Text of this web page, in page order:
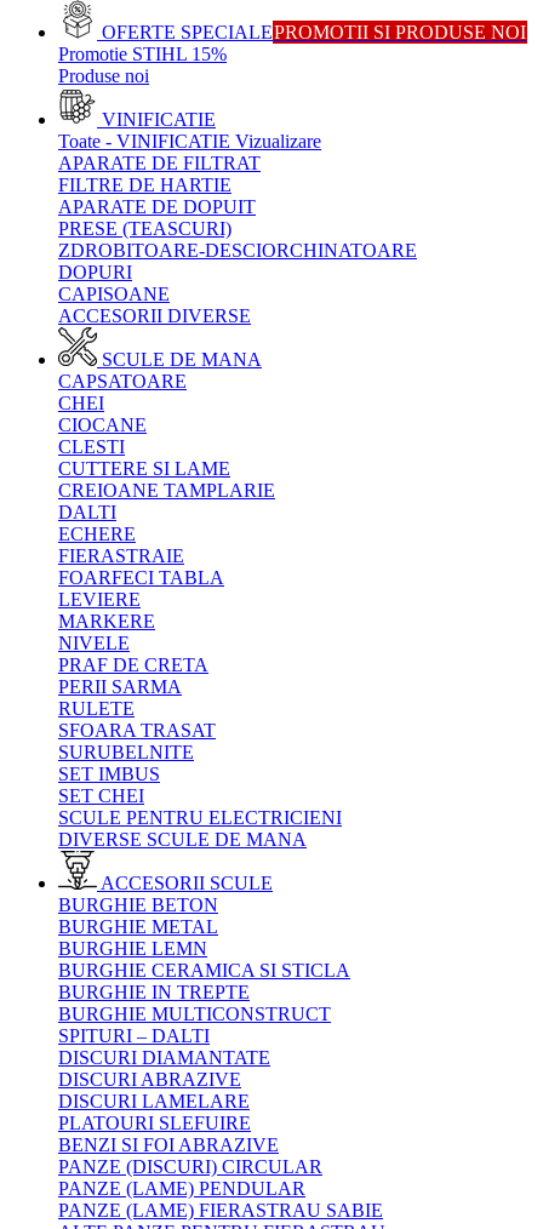
OFERTE SPECIALEPROMOTII SI PRODUSE NOI
Promotie STIHL 15%
Produse noi
VINIFICATIE
Toate - VINIFICATIE Vizualizare
APARATE DE FILTRAT
FILTRE DE HARTIE
APARATE DE DOPUIT
PRESE (TEASCURI)
ZDROBITOARE-DESCIORCHINATOARE
DOPURI
CAPISOANE
ACCESORII DIVERSE
SCULE DE MANA
CAPSATOARE
CHEI
CIOCANE
CLESTI
CUTTERE SI LAME
CREIOANE TAMPLARIE
DALTI
ECHERE
FIERASTRAIE
FOARFECI TABLA
LEVIERE
MARKERE
NIVELE
PRAF DE CRETA
PERII SARMA
RULETE
SFOARA TRASAT
SURUBELNITE
SET IMBUS
SET CHEI
SCULE PENTRU ELECTRICIENI
DIVERSE SCULE DE MANA
ACCESORII SCULE
BURGHIE BETON
BURGHIE METAL
BURGHIE LEMN
BURGHIE CERAMICA SI STICLA
BURGHIE IN TREPTE
BURGHIE MULTICONSTRUCT
SPITURI – DALTI
DISCURI DIAMANTATE
DISCURI ABRAZIVE
DISCURI LAMELARE
PLATOURI SLEFUIRE
BENZI SI FOI ABRAZIVE
PANZE (DISCURI) CIRCULAR
PANZE (LAME) PENDULAR
PANZE (LAME) FIERASTRAU SABIE